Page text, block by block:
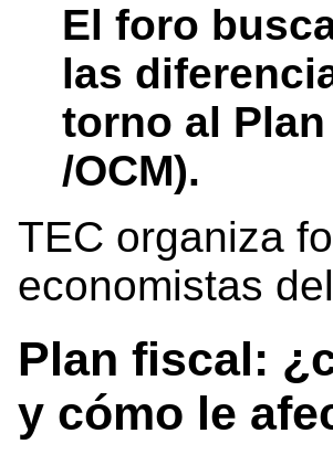
El foro
las
torno al
/OCM).
TEC organiza
economistas
Plan fiscal:
y cómo le